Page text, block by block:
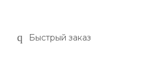
Быстрый заказ